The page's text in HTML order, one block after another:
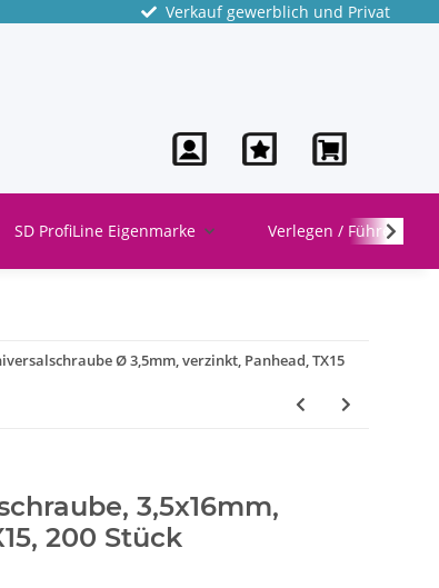
Verkauf gewerblich und Privat
SD ProfiLine Eigenmarke Verlegen / Führen
Ø 3,5mm, verzinkt, Panhead, TX15
3,5x16mm,
200 Stück